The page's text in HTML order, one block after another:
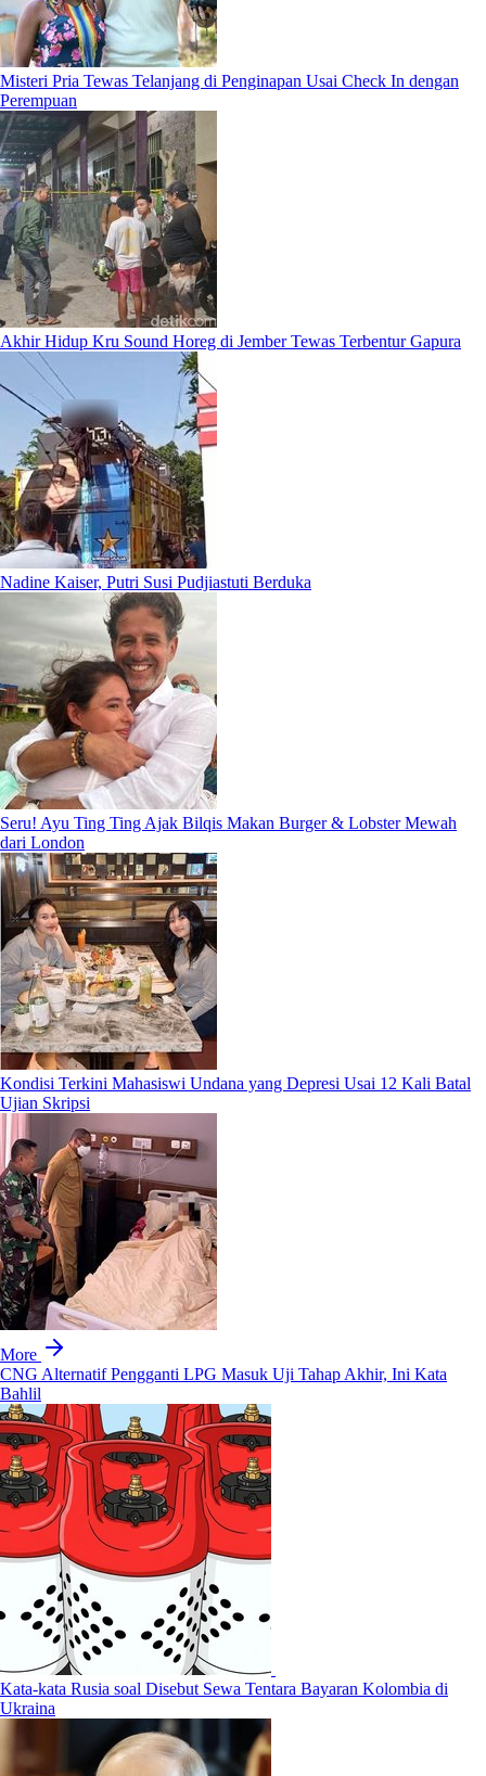
Misteri Pria Tewas Telanjang di Penginapan Usai Check In dengan
Perempuan
Akhir Hidup Kru Sound Horeg di Jember Tewas Terbentur Gapura
Nadine Kaiser, Putri Susi Pudjiastuti Berduka
Seru! Ayu Ting Ting Ajak Bilqis Makan Burger & Lobster Mewah
dari London
Kondisi Terkini Mahasiswi Undana yang Depresi Usai 12 Kali Batal
Ujian Skripsi
More
CNG Alternatif Pengganti LPG Masuk Uji Tahap Akhir, Ini Kata
Bahlil
Kata-kata Rusia soal Disebut Sewa Tentara Bayaran Kolombia di
Ukraina